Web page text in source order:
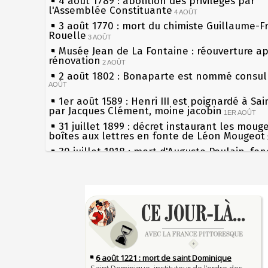
l'Assemblée Constituante 4 AOÛT
3 août 1770 : mort du chimiste Guillaume-
Rouelle 3 AOÛT
Musée Jean de La Fontaine : réouverture
rénovation 2 AOÛT
2 août 1802 : Bonaparte est nommé
AOÛT
1er août 1589 : Henri III est poignardé à
par Jacques Clément, moine jacobin 1ER AOÛT
31 juillet 1899 : décret instaurant les
boîtes aux lettres en fonte de Léon Mougeot
30 juillet 1918 : mort d'Auguste Poulain,
partie de ses complices 28 JUILLET
27 juillet 1214 : bataille de Bouvines et
Français sur l'empereur Otton IV allié des
26 juillet 1340 : bataille de Saint-Omer,
bataille terrestre de la guerre de Cent Ans
les siècles
27 mai 1610 : supplice de François
du roi Henri IV
Pierre qui roule n'amasse pas mousse
Qui aime bien châtie bien
Tout vient à point à qui sait attendre